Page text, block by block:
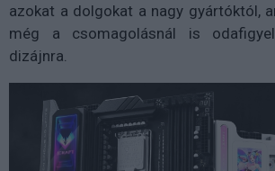
azokat a dolgokat a nagy gyártóktól,
még a csomagolásnál is
dizájnra.